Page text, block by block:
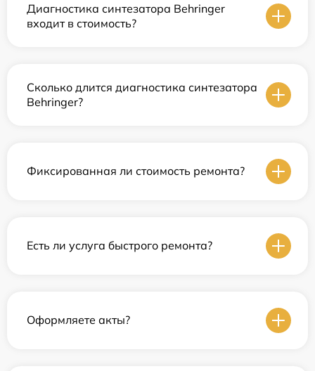
Диагностика синтезатора Behringer
входит в стоимость?
Сколько длится диагностика синтезатора
Behringer?
Фиксированная ли стоимость ремонта?
Есть ли услуга быстрого ремонта?
Оформляете акты?